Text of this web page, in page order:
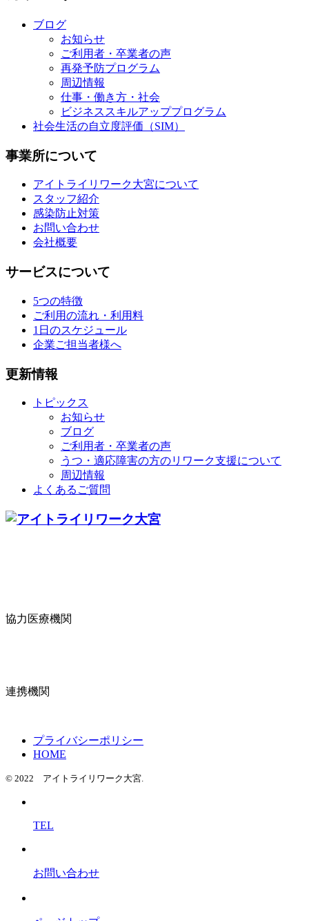
ブログ
お知らせ
ご利用者・卒業者の声
再発予防プログラム
周辺情報
仕事・働き方・社会
ビジネススキルアッププログラム
社会生活の自立度評価（SIM）
事業所について
アイトライリワーク大宮について
スタッフ紹介
感染防止対策
お問い合わせ
会社概要
サービスについて
5つの特徴
ご利用の流れ・利用料
1日のスケジュール
企業ご担当者様へ
更新情報
トピックス
お知らせ
ブログ
ご利用者・卒業者の声
うつ・適応障害の方のリワーク支援について
周辺情報
よくあるご質問
協力医療機関
連携機関
プライバシーポリシー
HOME
© 2022 アイトライリワーク大宮.
TEL
お問い合わせ